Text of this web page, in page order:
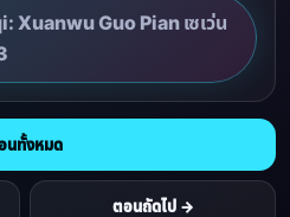
Xuanwu Guo Pian เซเว่น
นทั้งหมด
ตอนถัดไป →